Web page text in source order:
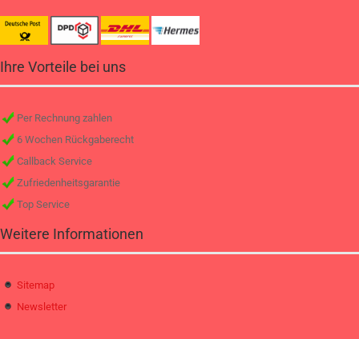
Ihre Vorteile bei uns
Per Rechnung zahlen
6 Wochen Rückgaberecht
Callback Service
Zufriedenheitsgarantie
Top Service
Weitere Informationen
Sitemap
Newsletter